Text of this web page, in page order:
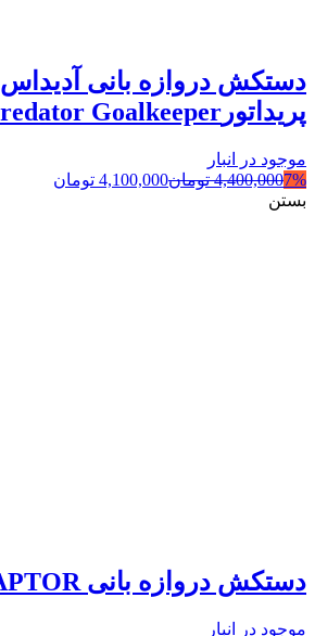
دستکش دروازه بانی آدیداس
پریداتورAdidas Predator Goalkeeper
موجود در انبار
7%
4,400,000 تومان4,100,000 تومان
بستن
دستکش دروازه بانی RAPTOR
موجود در انبار